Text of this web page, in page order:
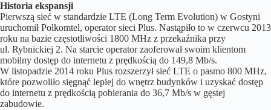
Historia ekspansji
Pierwszą sieć w standardzie LTE (Long Term Evolution) w Gostyni
uruchomił Polkomtel, operator sieci Plus. Nastąpiło to w czerwcu 2013
roku na bazie częstotliwości 1800 MHz z przekaźnika przy
ul. Rybnickiej 2. Na starcie operator zaoferował swoim klientom
mobilny dostęp do internetu z prędkością do 149,8 Mb/s.
W listopadzie 2014 roku Plus rozszerzył sieć LTE o pasmo 800 MHz,
które pozwoliło sięgnąć lepiej do wnętrz budynków i uzyskać dostęp
do internetu z prędkością pobierania do 36,7 Mb/s w gęstej
zabudowie.